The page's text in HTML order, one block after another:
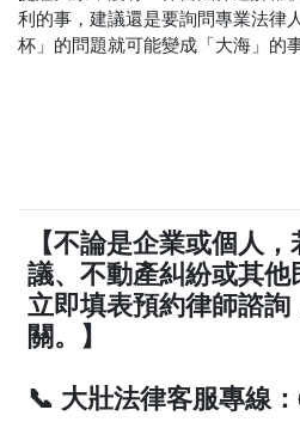
利的事，建議還是要詢問專業法律
杯」的問題就可能變成「大海」的
【不論是企業或個人
議、不動產糾紛或其
立即填表預約律師諮
關。】
📞 大壯法律客服專線：